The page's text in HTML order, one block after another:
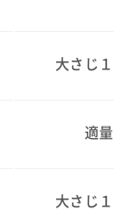
大さじ１
適量
大さじ１